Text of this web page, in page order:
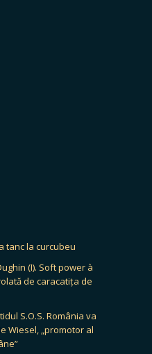
tanc la curcubeu
(I). Soft power à
de caracatița de
S.O.S. România va
Wiesel, „promotor al